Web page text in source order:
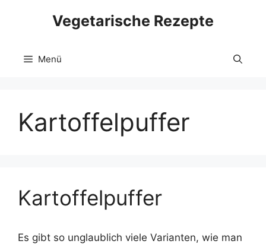
Vegetarische Rezepte
Menü
Kartoffelpuffer
Kartoffelpuffer
Es gibt so unglaublich viele Varianten, wie man